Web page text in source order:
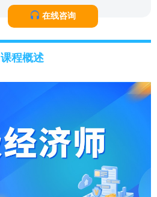
在线咨询
课程概述